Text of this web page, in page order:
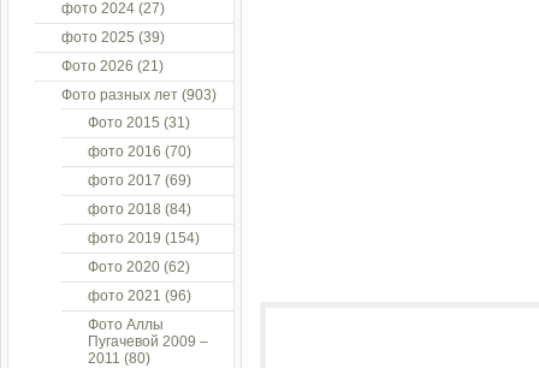
фото 2024 (27)
фото 2025 (39)
Фото 2026 (21)
Фото разных лет (903)
Фото 2015 (31)
фото 2016 (70)
фото 2017 (69)
фото 2018 (84)
фото 2019 (154)
Фото 2020 (62)
фото 2021 (96)
Фото Аллы
Пугачевой 2009 –
2011 (80)